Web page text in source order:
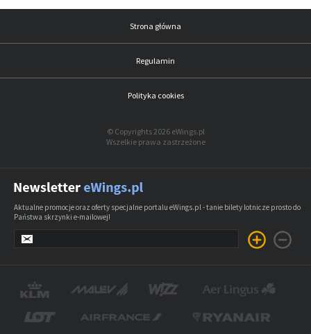
Strona główna
Regulamin
Polityka cookies
© Copyrights 2026 eWings.pl
Wszelkie prawa zastrzeżone
Aktualne promocje oraz oferty specjalne portalu eWings.pl - tanie bilety lotnicze prosto do
Państwa skrzynki e-mailowej!